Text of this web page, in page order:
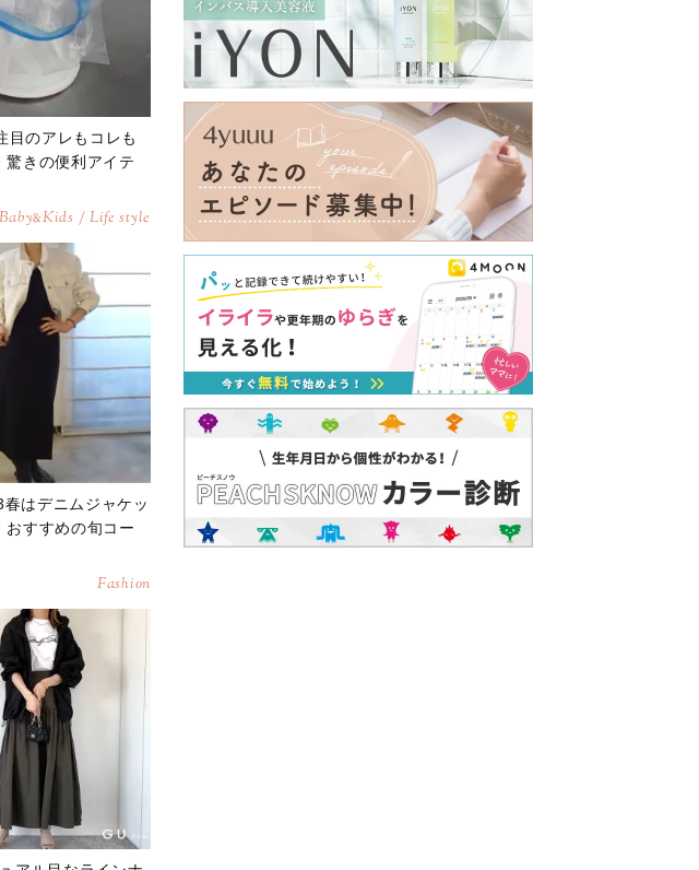
目のアレもコレも
驚きの便利アイテ
Baby&Kids / Life style
春はデニムジャケッ
おすすめの旬コー
Fashion